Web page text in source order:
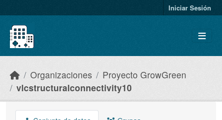
Iniciar Sesión
Organizaciones
Proyecto GrowGreen
vlcstructuralconnectivity10